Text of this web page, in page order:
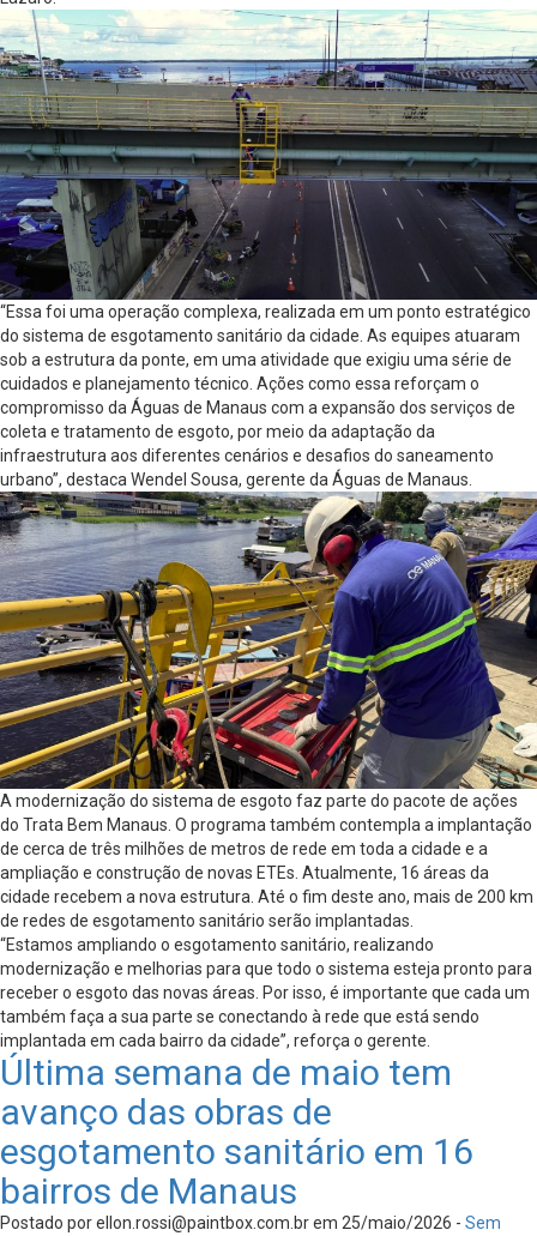
“Essa foi uma operação complexa, realizada em um ponto estratégico
do sistema de esgotamento sanitário da cidade. As equipes atuaram
sob a estrutura da ponte, em uma atividade que exigiu uma série de
cuidados e planejamento técnico. Ações como essa reforçam o
compromisso da Águas de Manaus com a expansão dos serviços de
coleta e tratamento de esgoto, por meio da adaptação da
infraestrutura aos diferentes cenários e desafios do saneamento
urbano”, destaca Wendel Sousa, gerente da Águas de Manaus.
A modernização do sistema de esgoto faz parte do pacote de ações
do Trata Bem Manaus. O programa também contempla a implantação
de cerca de três milhões de metros de rede em toda a cidade e a
ampliação e construção de novas ETEs. Atualmente, 16 áreas da
cidade recebem a nova estrutura. Até o fim deste ano, mais de 200 km
de redes de esgotamento sanitário serão implantadas.
“Estamos ampliando o esgotamento sanitário, realizando
modernização e melhorias para que todo o sistema esteja pronto para
receber o esgoto das novas áreas. Por isso, é importante que cada um
também faça a sua parte se conectando à rede que está sendo
implantada em cada bairro da cidade”, reforça o gerente.
Última semana de maio tem
avanço das obras de
esgotamento sanitário em 16
bairros de Manaus
Postado porellon.rossi@paintbox.com.brem 25/maio/2026 - Sem